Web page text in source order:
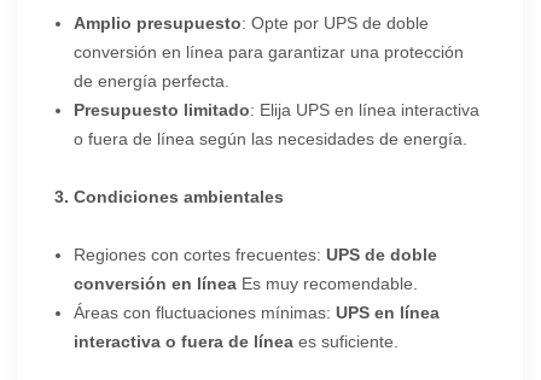
Amplio presupuesto: Opte por UPS de doble
conversión en línea para garantizar una protección
de energía perfecta.
Presupuesto limitado: Elija UPS en línea interactiva
o fuera de línea según las necesidades de energía.
3. Condiciones ambientales
Regiones con cortes frecuentes: UPS de doble
conversión en línea Es muy recomendable.
Áreas con fluctuaciones mínimas: UPS en línea
interactiva o fuera de línea es suficiente.